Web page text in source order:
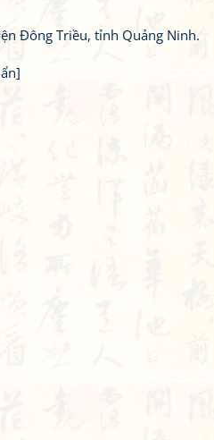
Đông Triều, tỉnh Quảng Ninh.